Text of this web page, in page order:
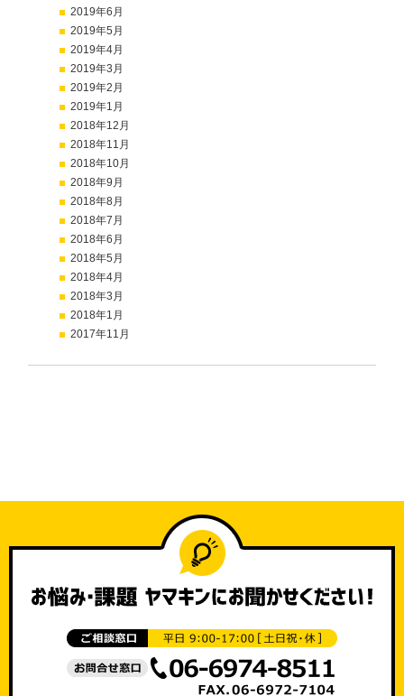
2019年6月
2019年5月
2019年4月
2019年3月
2019年2月
2019年1月
2018年12月
2018年11月
2018年10月
2018年9月
2018年8月
2018年7月
2018年6月
2018年5月
2018年4月
2018年3月
2018年1月
2017年11月